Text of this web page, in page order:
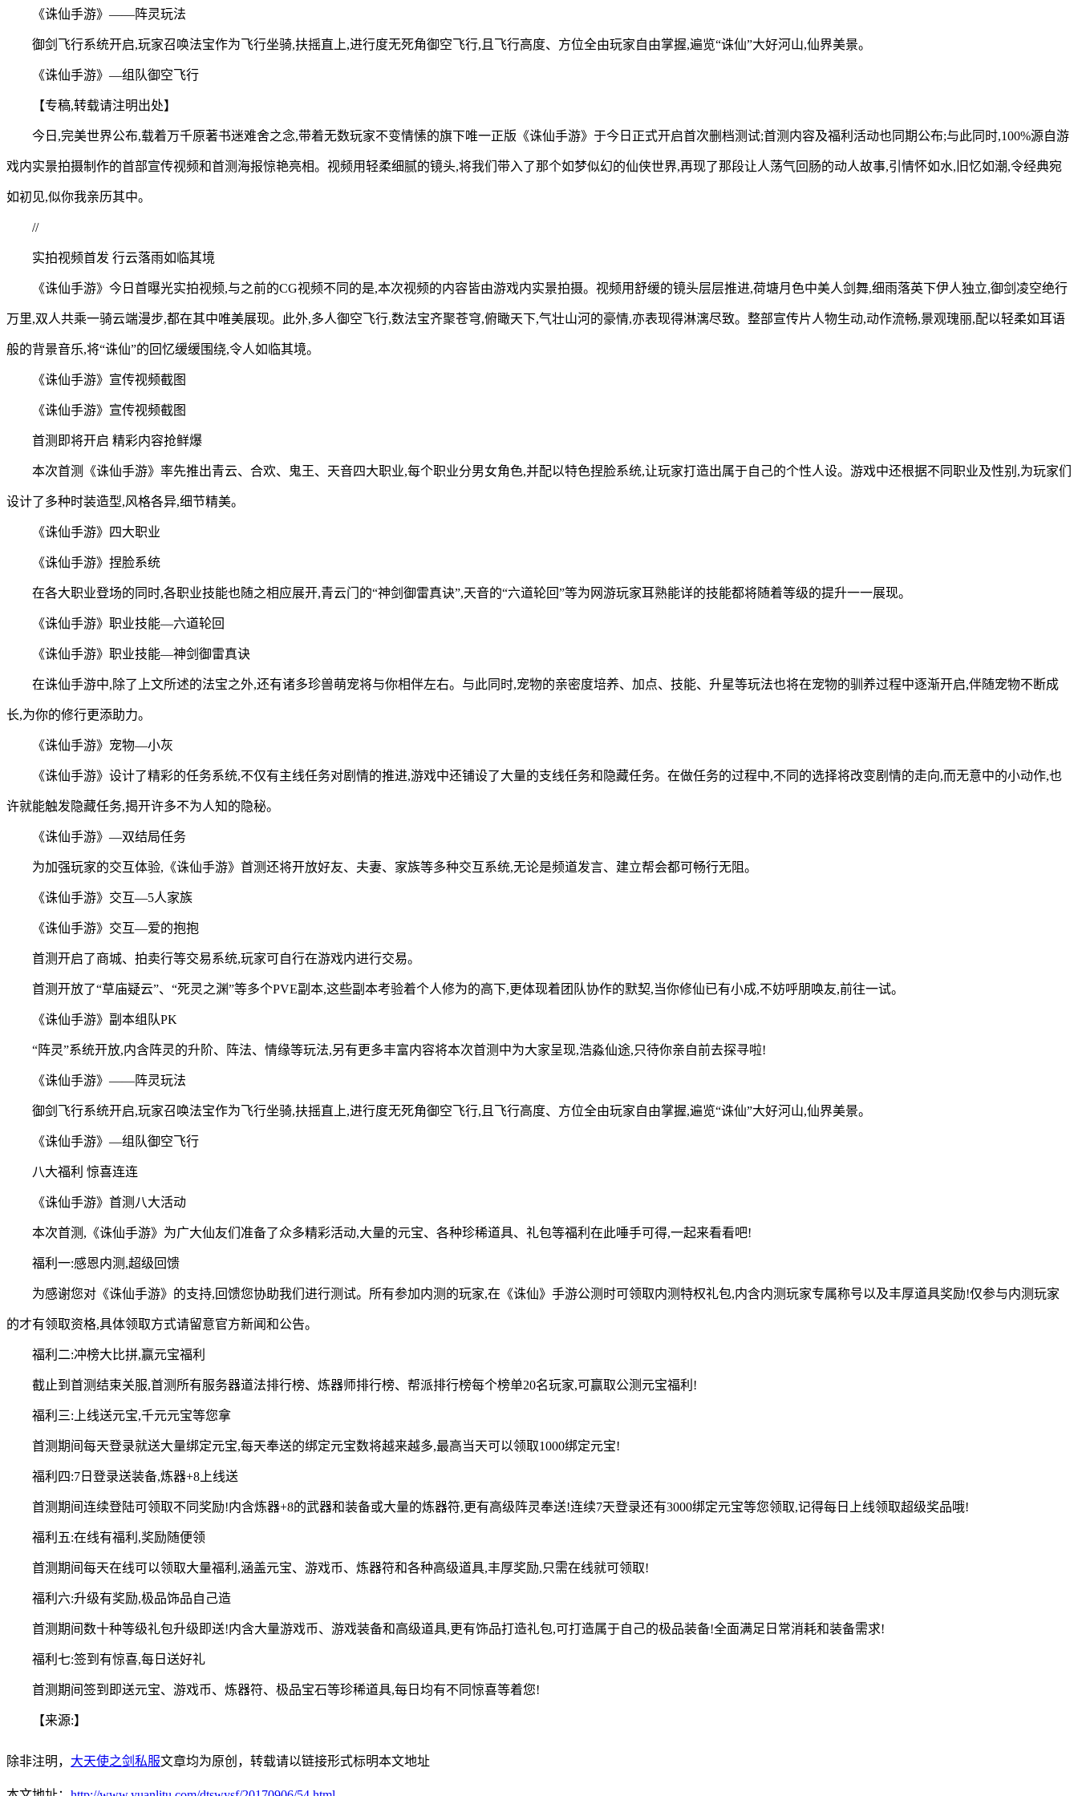
《诛仙手游》——阵灵玩法
御剑飞行系统开启,玩家召唤法宝作为飞行坐骑,扶摇直上,进行度无死角御空飞行,且飞行高度、方位全由玩家自由掌握,遍览“诛仙”大好河山,仙界美景。
《诛仙手游》—组队御空飞行
【专稿,转载请注明出处】
今日,完美世界公布,载着万千原著书迷难舍之念,带着无数玩家不变情愫的旗下唯一正版《诛仙手游》于今日正式开启首次删档测试;首测内容及福利活动也同期公布;与此同时,100%源自游
戏内实景拍摄制作的首部宣传视频和首测海报惊艳亮相。视频用轻柔细腻的镜头,将我们带入了那个如梦似幻的仙侠世界,再现了那段让人荡气回肠的动人故事,引情怀如水,旧忆如潮,令经典宛
如初见,似你我亲历其中。
//
实拍视频首发 行云落雨如临其境
《诛仙手游》今日首曝光实拍视频,与之前的CG视频不同的是,本次视频的内容皆由游戏内实景拍摄。视频用舒缓的镜头层层推进,荷塘月色中美人剑舞,细雨落英下伊人独立,御剑凌空绝行
万里,双人共乘一骑云端漫步,都在其中唯美展现。此外,多人御空飞行,数法宝齐聚苍穹,俯瞰天下,气壮山河的豪情,亦表现得淋漓尽致。整部宣传片人物生动,动作流畅,景观瑰丽,配以轻柔如耳语
般的背景音乐,将“诛仙”的回忆缓缓围绕,令人如临其境。
《诛仙手游》宣传视频截图
《诛仙手游》宣传视频截图
首测即将开启 精彩内容抢鲜爆
本次首测《诛仙手游》率先推出青云、合欢、鬼王、天音四大职业,每个职业分男女角色,并配以特色捏脸系统,让玩家打造出属于自己的个性人设。游戏中还根据不同职业及性别,为玩家们
设计了多种时装造型,风格各异,细节精美。
《诛仙手游》四大职业
《诛仙手游》捏脸系统
在各大职业登场的同时,各职业技能也随之相应展开,青云门的“神剑御雷真诀”,天音的“六道轮回”等为网游玩家耳熟能详的技能都将随着等级的提升一一展现。
《诛仙手游》职业技能—六道轮回
《诛仙手游》职业技能—神剑御雷真诀
在诛仙手游中,除了上文所述的法宝之外,还有诸多珍兽萌宠将与你相伴左右。与此同时,宠物的亲密度培养、加点、技能、升星等玩法也将在宠物的驯养过程中逐渐开启,伴随宠物不断成
长,为你的修行更添助力。
《诛仙手游》宠物—小灰
《诛仙手游》设计了精彩的任务系统,不仅有主线任务对剧情的推进,游戏中还铺设了大量的支线任务和隐藏任务。在做任务的过程中,不同的选择将改变剧情的走向,而无意中的小动作,也
许就能触发隐藏任务,揭开许多不为人知的隐秘。
《诛仙手游》—双结局任务
为加强玩家的交互体验,《诛仙手游》首测还将开放好友、夫妻、家族等多种交互系统,无论是频道发言、建立帮会都可畅行无阻。
《诛仙手游》交互—5人家族
《诛仙手游》交互—爱的抱抱
首测开启了商城、拍卖行等交易系统,玩家可自行在游戏内进行交易。
首测开放了“草庙疑云”、“死灵之渊”等多个PVE副本,这些副本考验着个人修为的高下,更体现着团队协作的默契,当你修仙已有小成,不妨呼朋唤友,前往一试。
《诛仙手游》副本组队PK
“阵灵”系统开放,内含阵灵的升阶、阵法、情缘等玩法,另有更多丰富内容将本次首测中为大家呈现,浩淼仙途,只待你亲自前去探寻啦!
《诛仙手游》——阵灵玩法
御剑飞行系统开启,玩家召唤法宝作为飞行坐骑,扶摇直上,进行度无死角御空飞行,且飞行高度、方位全由玩家自由掌握,遍览“诛仙”大好河山,仙界美景。
《诛仙手游》—组队御空飞行
八大福利 惊喜连连
《诛仙手游》首测八大活动
本次首测,《诛仙手游》为广大仙友们准备了众多精彩活动,大量的元宝、各种珍稀道具、礼包等福利在此唾手可得,一起来看看吧!
福利一:感恩内测,超级回馈
为感谢您对《诛仙手游》的支持,回馈您协助我们进行测试。所有参加内测的玩家,在《诛仙》手游公测时可领取内测特权礼包,内含内测玩家专属称号以及丰厚道具奖励!仅参与内测玩家
的才有领取资格,具体领取方式请留意官方新闻和公告。
福利二:冲榜大比拼,赢元宝福利
截止到首测结束关服,首测所有服务器道法排行榜、炼器师排行榜、帮派排行榜每个榜单20名玩家,可赢取公测元宝福利!
福利三:上线送元宝,千元元宝等您拿
首测期间每天登录就送大量绑定元宝,每天奉送的绑定元宝数将越来越多,最高当天可以领取1000绑定元宝!
福利四:7日登录送装备,炼器+8上线送
首测期间连续登陆可领取不同奖励!内含炼器+8的武器和装备或大量的炼器符,更有高级阵灵奉送!连续7天登录还有3000绑定元宝等您领取,记得每日上线领取超级奖品哦!
福利五:在线有福利,奖励随便领
首测期间每天在线可以领取大量福利,涵盖元宝、游戏币、炼器符和各种高级道具,丰厚奖励,只需在线就可领取!
福利六:升级有奖励,极品饰品自己造
首测期间数十种等级礼包升级即送!内含大量游戏币、游戏装备和高级道具,更有饰品打造礼包,可打造属于自己的极品装备!全面满足日常消耗和装备需求!
福利七:签到有惊喜,每日送好礼
首测期间签到即送元宝、游戏币、炼器符、极品宝石等珍稀道具,每日均有不同惊喜等着您!
【来源:】
除非注明， 大天使之剑私服文章均为原创，转载请以链接形式标明本文地址